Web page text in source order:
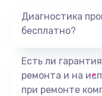
Диагностика
бесплатно?
Есть ли
ремонта и на
при ремонте